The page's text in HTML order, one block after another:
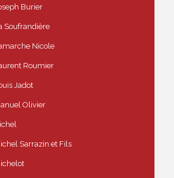
Burier
Soufrandière
Nicole
Roumier
Jadot
Olivier
Sarrazin et Fils